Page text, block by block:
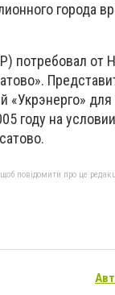
города
потребовал от
«Укрэнерго»
году на
повідомити про це